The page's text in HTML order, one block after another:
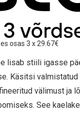
osas 3 x 29.67€
lisab stiili igasse
Käsitsi valmistatud
välimust ja
See